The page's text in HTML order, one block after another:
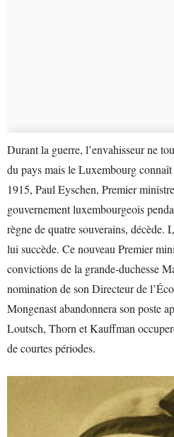
Durant la guerre, l’envahisseur ne
du pays mais le Luxembourg
1915, Paul Eyschen, Premier
gouvernement luxembourgeois
règne de quatre souverains,
lui succède. Ce nouveau Premier
convictions de la grande-duchesse
nomination de son Directeur de
Mongenast abandonnera son poste
Loutsch, Thorn et Kauffman
de courtes périodes.